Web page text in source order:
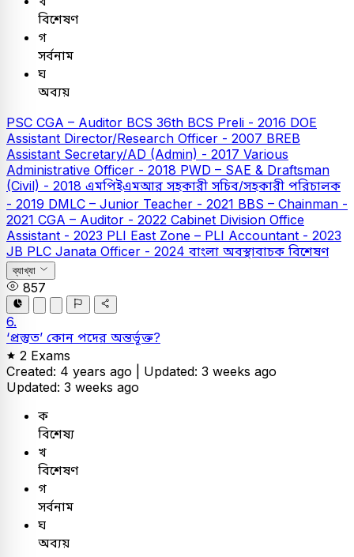
বিশেষণ
গ
সর্বনাম
ঘ
অব্যয়
PSC CGA – Auditor BCS 36th BCS Preli - 2016 DOE
Assistant Director/Research Officer - 2007 BREB
Assistant Secretary/AD (Admin) - 2017 Various
Administrative Officer - 2018 PWD – SAE & Draftsman
(Civil) - 2018 এমপিইএমআর সহকারী সচিব/সহকারী পরিচালক
- 2019 DMLC – Junior Teacher - 2021 BBS – Chainman -
2021 CGA – Auditor - 2022 Cabinet Division Office
Assistant - 2023 PLI East Zone – PLI Accountant - 2023
JB PLC Janata Officer - 2024 বাংলা অবস্থাবাচক বিশেষণ
ব্যাখ্যা
857
6.
‘প্রস্তুত’ কোন পদের অন্তর্ভূক্ত?
2 Exams
Created: 4 years ago | Updated: 3 weeks ago
Updated: 3 weeks ago
ক
বিশেষ্য
খ
বিশেষণ
গ
সর্বনাম
ঘ
অব্যয়